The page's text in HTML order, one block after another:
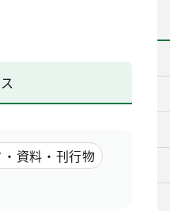
資料・刊行物